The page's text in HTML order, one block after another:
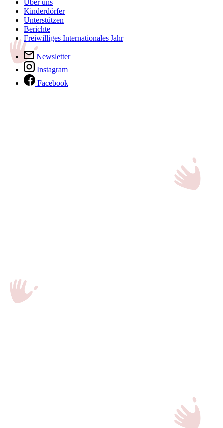
Über uns
Kinderdörfer
Unterstützen
Berichte
Freiwilliges Internationales Jahr
Newsletter
Instagram
Facebook